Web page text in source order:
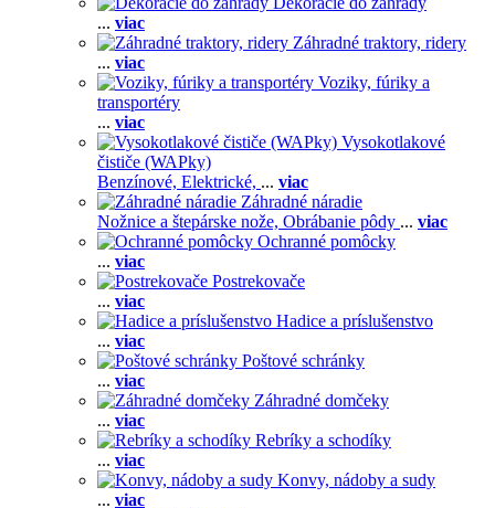
... viac
Záhradné traktory, ridery
... viac
Voziky, fúriky a
transportéry
... viac
Vysokotlakové
čističe (WAPky)
Benzínové, Elektrické, ... viac
Záhradné náradie
Nožnice a štepárske nože, Obrábanie pôdy ... viac
Ochranné pomôcky
... viac
Postrekovače
... viac
Hadice a príslušenstvo
... viac
Poštové schránky
... viac
Záhradné domčeky
... viac
Rebríky a schodíky
... viac
Konvy, nádoby a sudy
... viac